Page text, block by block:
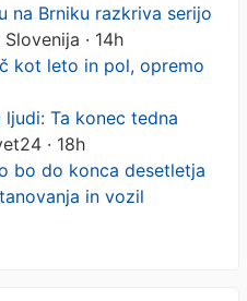
na Brniku razkriva serijo
Slovenija · 14h
kot leto in pol, opremo
Ta konec tedna
· 18h
bo do konca desetletja
in vozil